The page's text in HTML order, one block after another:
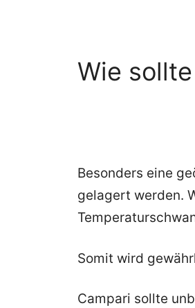
Wie
Besonders eine
gelagert werden.
Somit wird
Campari sollte